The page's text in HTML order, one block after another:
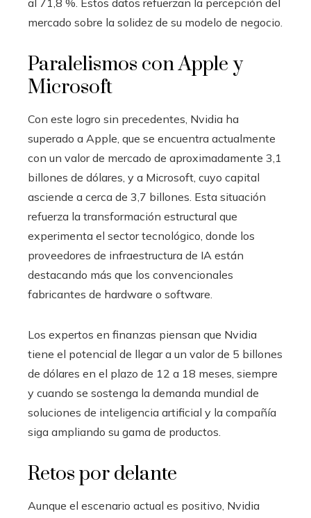
mercado sobre la solidez de su modelo de negocio.
Paralelismos con Apple y
Microsoft
Con este logro sin precedentes, Nvidia ha
superado a Apple, que se encuentra actualmente
con un valor de mercado de aproximadamente 3,1
billones de dólares, y a Microsoft, cuyo capital
asciende a cerca de 3,7 billones. Esta situación
refuerza la transformación estructural que
experimenta el sector tecnológico, donde los
proveedores de infraestructura de IA están
destacando más que los convencionales
fabricantes de hardware o software.
Los expertos en finanzas piensan que Nvidia
tiene el potencial de llegar a un valor de 5 billones
de dólares en el plazo de 12 a 18 meses, siempre
y cuando se sostenga la demanda mundial de
soluciones de inteligencia artificial y la compañía
siga ampliando su gama de productos.
Retos por delante
Aunque el escenario actual es positivo, Nvidia